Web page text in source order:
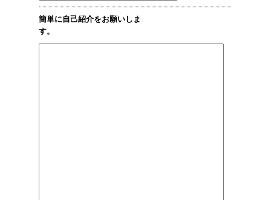
簡単に自己紹介をお願いしま
す。